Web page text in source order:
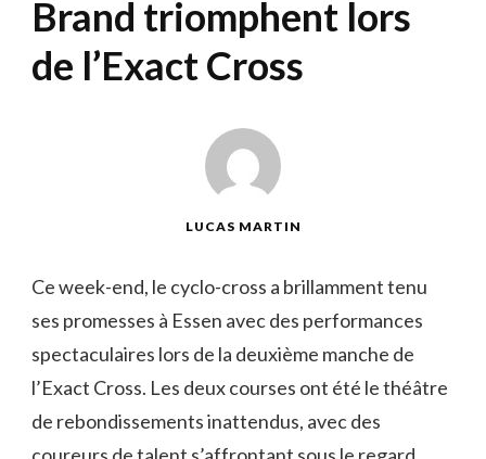
Brand triomphent lors
de l’Exact Cross
LUCAS MARTIN
Ce week-end, le cyclo-cross a brillamment tenu
ses promesses à Essen avec des performances
spectaculaires lors de la deuxième manche de
l’Exact Cross. Les deux courses ont été le théâtre
de rebondissements inattendus, avec des